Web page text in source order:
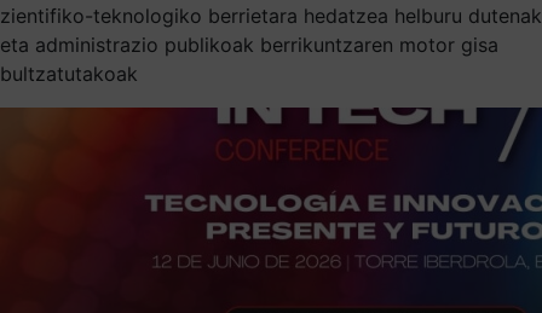
zientifiko-teknologiko berrietara hedatzea helburu dutenak
eta administrazio publikoak berrikuntzaren motor gisa
bultzatutakoak